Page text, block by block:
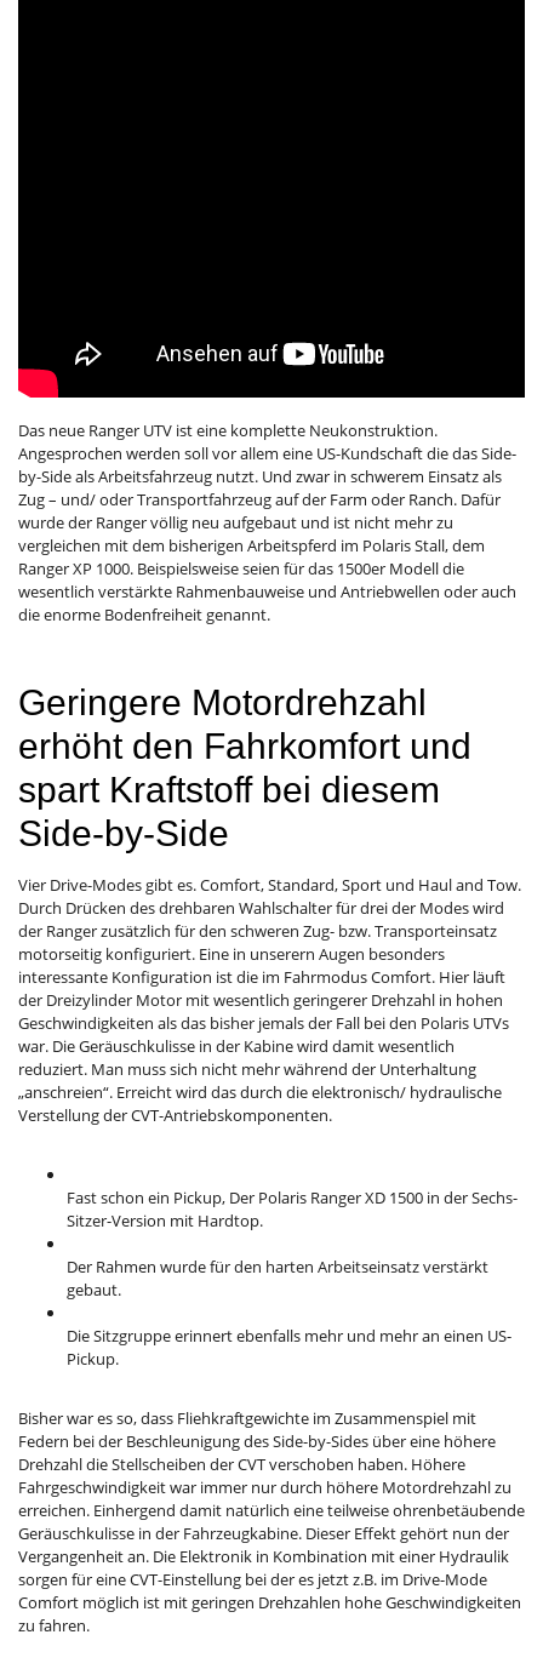
Das neue Ranger UTV ist eine komplette Neukonstruktion.
Angesprochen werden soll vor allem eine US-Kundschaft die das Side-
by-Side als Arbeitsfahrzeug nutzt. Und zwar in schwerem Einsatz als
Zug – und/ oder Transportfahrzeug auf der Farm oder Ranch. Dafür
wurde der Ranger völlig neu aufgebaut und ist nicht mehr zu
vergleichen mit dem bisherigen Arbeitspferd im Polaris Stall, dem
Ranger XP 1000. Beispielsweise seien für das 1500er Modell die
wesentlich verstärkte Rahmenbauweise und Antriebwellen oder auch
die enorme Bodenfreiheit genannt.
Geringere Motordrehzahl
erhöht den Fahrkomfort und
spart Kraftstoff bei diesem
Side-by-Side
Vier Drive-Modes gibt es. Comfort, Standard, Sport und Haul and Tow.
Durch Drücken des drehbaren Wahlschalter für drei der Modes wird
der Ranger zusätzlich für den schweren Zug- bzw. Transporteinsatz
motorseitig konfiguriert. Eine in unserern Augen besonders
interessante Konfiguration ist die im Fahrmodus Comfort. Hier läuft
der Dreizylinder Motor mit wesentlich geringerer Drehzahl in hohen
Geschwindigkeiten als das bisher jemals der Fall bei den Polaris UTVs
war. Die Geräuschkulisse in der Kabine wird damit wesentlich
reduziert. Man muss sich nicht mehr während der Unterhaltung
„anschreien“. Erreicht wird das durch die elektronisch/ hydraulische
Verstellung der CVT-Antriebskomponenten.
Fast schon ein Pickup, Der Polaris Ranger XD 1500 in der Sechs-
Sitzer-Version mit Hardtop.
Der Rahmen wurde für den harten Arbeitseinsatz verstärkt
gebaut.
Die Sitzgruppe erinnert ebenfalls mehr und mehr an einen US-
Pickup.
Bisher war es so, dass Fliehkraftgewichte im Zusammenspiel mit
Federn bei der Beschleunigung des Side-by-Sides über eine höhere
Drehzahl die Stellscheiben der CVT verschoben haben. Höhere
Fahrgeschwindigkeit war immer nur durch höhere Motordrehzahl zu
erreichen. Einhergend damit natürlich eine teilweise ohrenbetäubende
Geräuschkulisse in der Fahrzeugkabine. Dieser Effekt gehört nun der
Vergangenheit an. Die Elektronik in Kombination mit einer Hydraulik
sorgen für eine CVT-Einstellung bei der es jetzt z.B. im Drive-Mode
Comfort möglich ist mit geringen Drehzahlen hohe Geschwindigkeiten
zu fahren.